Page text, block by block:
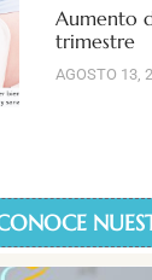
Aumento
trimestre
AGOSTO 13,